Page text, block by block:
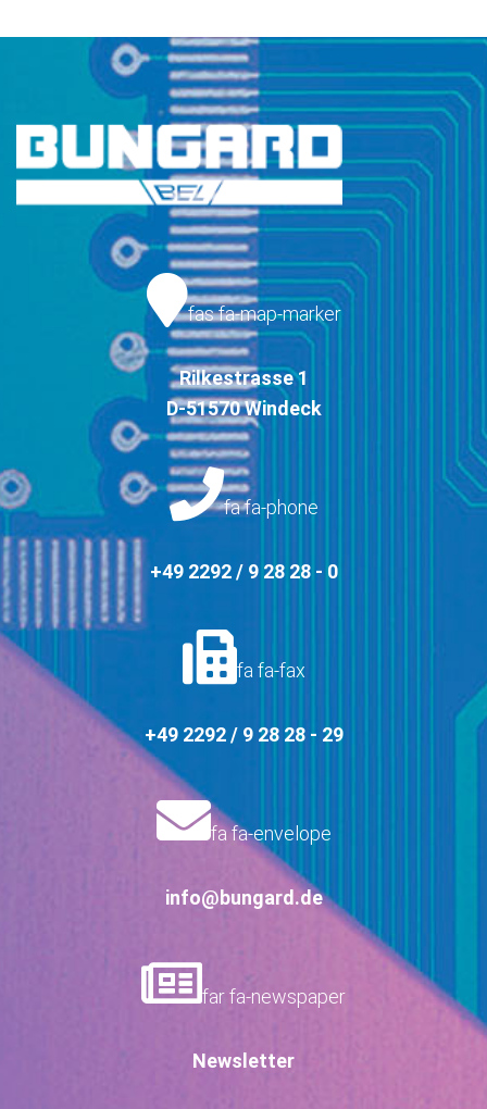
fas fa-map-marker
Rilkestrasse 1
D-51570 Windeck
fa fa-phone
+49 2292 / 9 28 28 - 0
fa fa-fax
+49 2292 / 9 28 28 - 29
fa fa-envelope
info@bungard.de
far fa-newspaper
Newsletter